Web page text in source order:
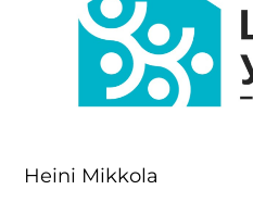
Heini Mikkola